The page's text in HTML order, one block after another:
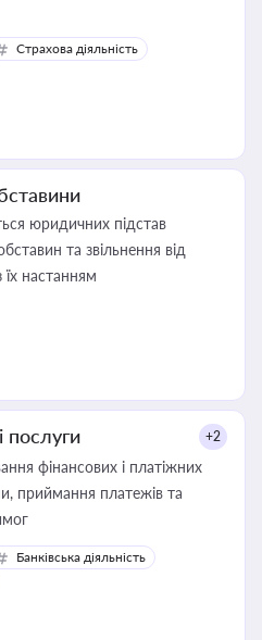
Страхова діяльність
юридичних підстав
та звільнення від
їх настанням
послуги +2
фінансових і платіжних
Банківська діяльність